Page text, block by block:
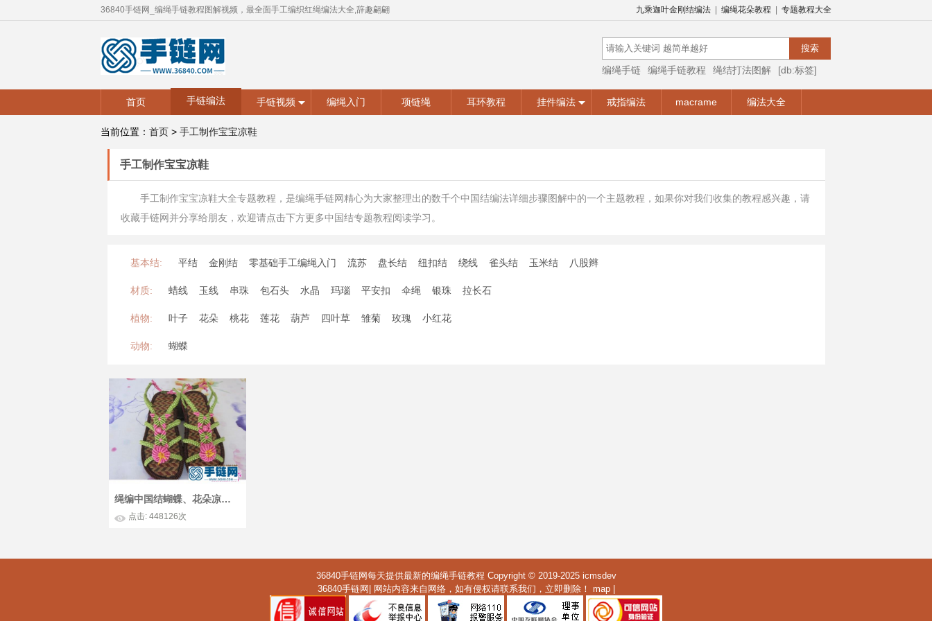
九乘迦叶金刚结编法 编绳花朵教程 专题教程大全
36840手链网_编绳手链教程图解视频，最全面手工编织红绳编法大全,辞趣翩翩
编绳手链 编绳手链教程 绳结打法图解
[db:标签]
首页
手链编法 手链视频 编绳入门 项链绳 耳环教程 挂件编法 戒指编法 macrame 编法大全
当前位置： 首页 > 手工制作宝宝凉鞋
手工制作宝宝凉鞋
手工制作宝宝凉鞋大全专题教程，是编绳手链网精心为大家整理出的数千个中国结编法详细步骤图解中的一个主题教程，如果你对我们收集的教程感兴趣，请
收藏手链网并分享给朋友，欢迎请点击下方更多中国结专题教程阅读学习。
基本结: 平结 金刚结 零基础手工编绳入门 流苏 盘长结 纽扣结 绕线 雀头结 玉米结 八股辫
材质: 蜡线 玉线 串珠 包石头 水晶 玛瑙 平安扣 伞绳 银珠 拉长石
植物: 叶子 花朵 桃花 莲花 葫芦 四叶草 雏菊 玫瑰 小红花
动物: 蝴蝶
绳编中国结蝴蝶、花朵凉拖的详细编制教程
点击: 448126次
36840手链网每天提供最新的编绳手链教程 Copyright © 2019-2025 icmsdev
36840手链网| 网站内容来自网络，如有侵权请联系我们，立即删除！ map|